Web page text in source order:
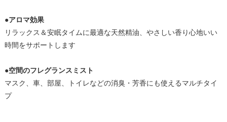
●アロマ効果
リラックス＆安眠タイムに最適な天然精油、やさしい香り心地いい
時間をサポートします
●空間のフレグランスミスト
マスク、車、部屋、トイレなどの消臭・芳香にも使えるマルチタイ
プ